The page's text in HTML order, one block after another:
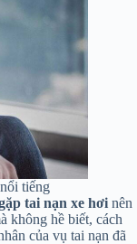
tiếng
tai nạn xe hơi nên
không hề biết, cách
của vụ tai nạn đã